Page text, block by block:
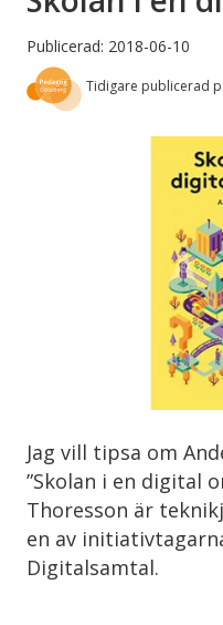
Publicerad: 2018-06-10
Tidigare publicerad
Jag vill tipsa om
”Skolan i en digital
Thoresson är
en av
Digitalsamtal.